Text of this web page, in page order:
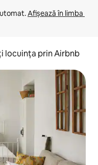
Afișează în limba
locuința prin Airbnb